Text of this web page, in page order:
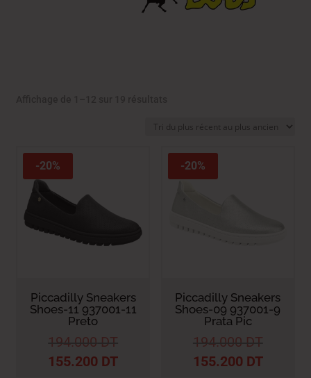
plus
plus
-20%
Piccadilly Sneakers
Shoes-11 937001-11
Preto
194.000 DT
155.200 DT
-20%
Piccadilly Sneakers
Shoes-09 937001-9
Prata Pic
194.000 DT
155.200 DT